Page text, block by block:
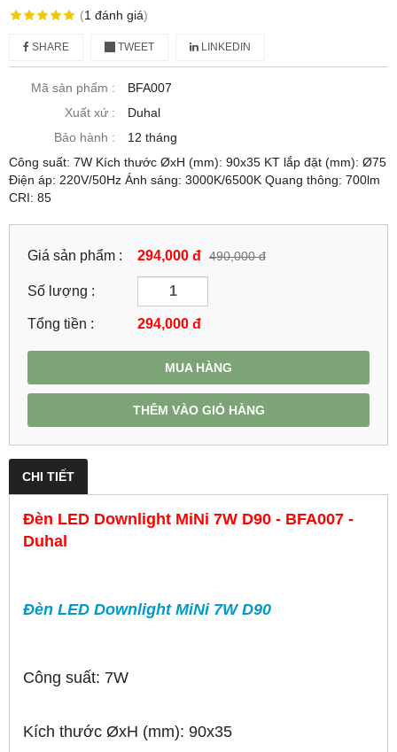
(1 đánh giá)
SHARE TWEET LINKEDIN
Mã sản phẩm :
BFA007
Xuất xứ :
Duhal
Bảo hành :
12 tháng
Công suất: 7W Kích thước ØxH (mm): 90x35 KT lắp đặt (mm): Ø75
Điện áp: 220V/50Hz Ánh sáng: 3000K/6500K Quang thông: 700lm
CRI: 85
Giá sản phẩm : 294,000 đ 490,000 đ
Số lượng :
Tổng tiền : 294,000 đ
MUA HÀNG
THÊM VÀO GIỎ HÀNG
CHI TIẾT
Đèn LED Downlight MiNi 7W D90 - BFA007 -
Duhal
Đèn LED Downlight MiNi 7W D90
Công suất: 7W
Kích thước ØxH (mm): 90x35